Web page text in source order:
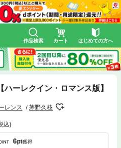
作品検索 カート はじめての方へ
ーレクイン・ロマンス版】
レンス 茅野久枝
込)
6pt獲得